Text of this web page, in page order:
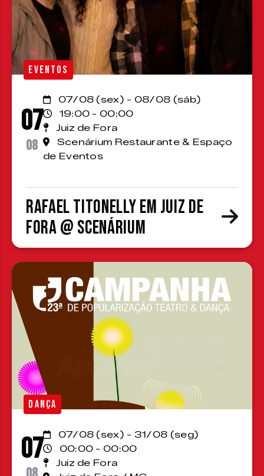
EVENTOS
07
08
07/08 (sex) - 08/08 (sáb)
19:00 - 00:00
Juiz de Fora
Scenárium Restaurante & Espaço
de Eventos
Rafael Titonelly em Juiz de
Fora @ Scenárium
DANÇA
07
07/08 (sex) - 31/08 (seg)
00:00 - 00:00
Juiz de Fora